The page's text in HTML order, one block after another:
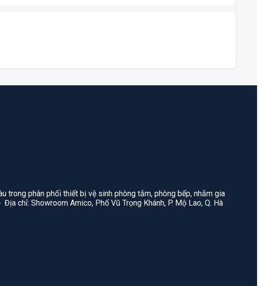
phân phối thiết bị vệ sinh phòng tắm, phòng bếp, nhằm gia
chỉ: Showroom Amico, Phố Vũ Trọng Khánh, P. Mộ Lao, Q. Hà